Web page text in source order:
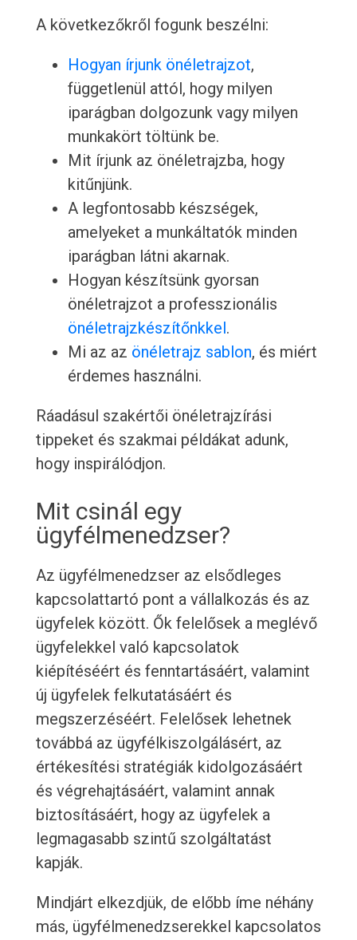
A következőkről fogunk beszélni:
Hogyan írjunk önéletrajzot,
függetlenül attól, hogy milyen
iparágban dolgozunk vagy milyen
munkakört töltünk be.
Mit írjunk az önéletrajzba, hogy
kitűnjünk.
A legfontosabb készségek,
amelyeket a munkáltatók minden
iparágban látni akarnak.
Hogyan készítsünk gyorsan
önéletrajzot a professzionális
önéletrajzkészítőnkkel.
Mi az az önéletrajz sablon, és miért
érdemes használni.
Ráadásul szakértői önéletrajzírási
tippeket és szakmai példákat adunk,
hogy inspirálódjon.
Mit csinál egy
ügyfélmenedzser?
Az ügyfélmenedzser az elsődleges
kapcsolattartó pont a vállalkozás és az
ügyfelek között. Ők felelősek a meglévő
ügyfelekkel való kapcsolatok
kiépítéséért és fenntartásáért, valamint
új ügyfelek felkutatásáért és
megszerzéséért. Felelősek lehetnek
továbbá az ügyfélkiszolgálásért, az
értékesítési stratégiák kidolgozásáért
és végrehajtásáért, valamint annak
biztosításáért, hogy az ügyfelek a
legmagasabb szintű szolgáltatást
kapják.
Mindjárt elkezdjük, de előbb íme néhány
más, ügyfélmenedzserekkel kapcsolatos